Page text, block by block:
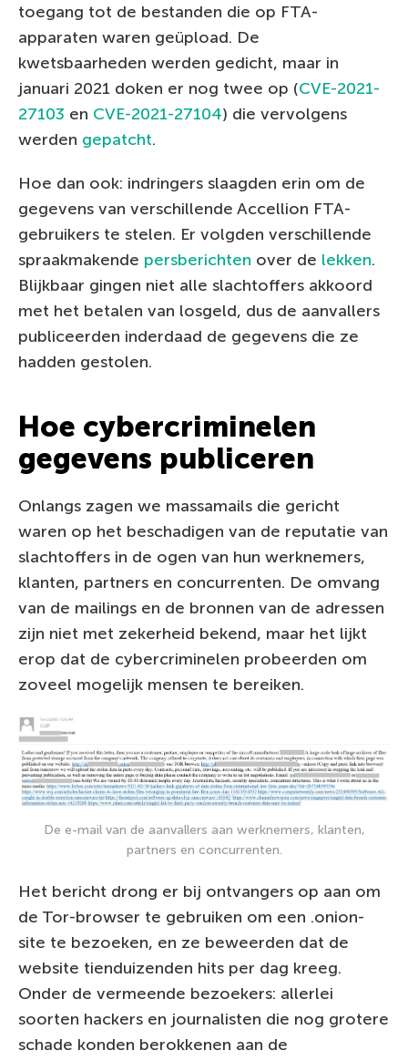
toegang tot de bestanden die op FTA-
apparaten waren geüpload. De
kwetsbaarheden werden gedicht, maar in
januari 2021 doken er nog twee op (CVE-2021-
27103 en CVE-2021-27104) die vervolgens
werden gepatcht.
Hoe dan ook: indringers slaagden erin om de
gegevens van verschillende Accellion FTA-
gebruikers te stelen. Er volgden verschillende
spraakmakende persberichten over de lekken.
Blijkbaar gingen niet alle slachtoffers akkoord
met het betalen van losgeld, dus de aanvallers
publiceerden inderdaad de gegevens die ze
hadden gestolen.
Hoe cybercriminelen
gegevens publiceren
Onlangs zagen we massamails die gericht
waren op het beschadigen van de reputatie van
slachtoffers in de ogen van hun werknemers,
klanten, partners en concurrenten. De omvang
van de mailings en de bronnen van de adressen
zijn niet met zekerheid bekend, maar het lijkt
erop dat de cybercriminelen probeerden om
zoveel mogelijk mensen te bereiken.
De e-mail van de aanvallers aan werknemers, klanten,
partners en concurrenten.
Het bericht drong er bij ontvangers op aan om
de Tor-browser te gebruiken om een .onion-
site te bezoeken, en ze beweerden dat de
website tienduizenden hits per dag kreeg.
Onder de vermeende bezoekers: allerlei
soorten hackers en journalisten die nog grotere
schade konden berokkenen aan de